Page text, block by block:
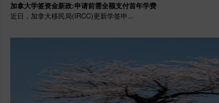
加拿大学签资金新政:申请前需全额支付首年学费
近日，加拿大移民局(IRCC)更新学签申...